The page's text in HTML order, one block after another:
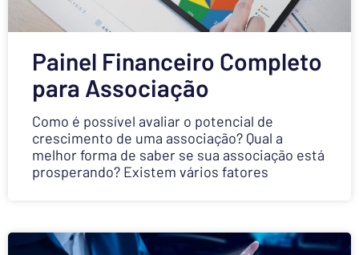
Painel Financeiro Completo
para Associação
Como é possível avaliar o potencial de
crescimento de uma associação? Qual a
melhor forma de saber se sua associação está
prosperando? Existem vários fatores